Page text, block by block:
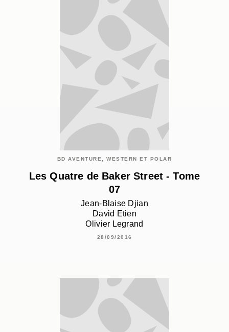
BD AVENTURE, WESTERN ET POLAR
Les Quatre de Baker Street - Tome
07
Jean-Blaise Djian
David Etien
Olivier Legrand
28/09/2016